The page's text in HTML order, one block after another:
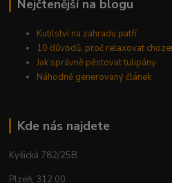
Nejčtenější na blogu
Kutilství na zahradu patří
10 důvodů, proč relaxovat
Jak správně pěstovat tulipány
Náhodně generovaný článek
Kde nás najdete
Kyšická 782/25B
Plzeň, 312 00